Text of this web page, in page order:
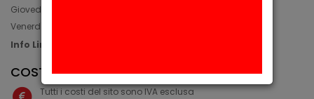
Giovedì: 09:30 - 12:30, 14:00 - 17:00
Venerdì: 08:30 - 12:30, 14:00 - 17:00
Info Line: +39 02 93581452
COSTI IVA E SPEDIZIONE
Tutti i costi del sito sono IVA esclusa